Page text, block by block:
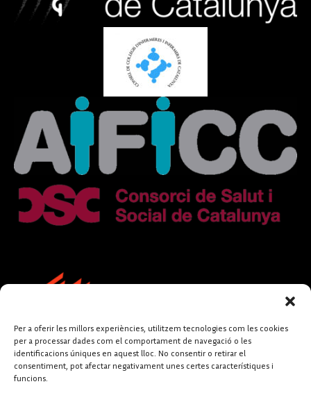
Per a oferir les millors experiències, utilitzem tecnologies com les cookies
per a processar dades com el comportament de navegació o les
identificacions úniques en aquest lloc. No consentir o retirar el
consentiment, pot afectar negativament unes certes característiques i
funcions.